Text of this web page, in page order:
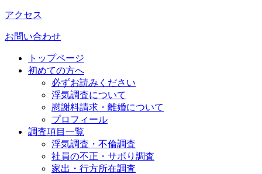
アクセス
お問い合わせ
トップページ
初めての方へ
必ずお読みください
浮気調査について
慰謝料請求・離婚について
プロフィール
調査項目一覧
浮気調査・不倫調査
社員の不正・サボり調査
家出・行方所在調査